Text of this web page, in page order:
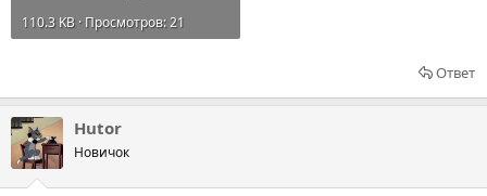
110.3 KB · Просмотров: 21
Ответ
Hutor
Новичок